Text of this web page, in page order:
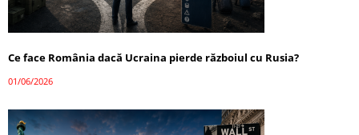
Ce face România dacă Ucraina pierde războiul cu Rusia?
01/06/2026